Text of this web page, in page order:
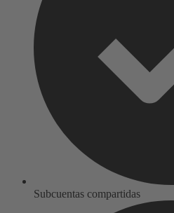
Subcuentas compartidas